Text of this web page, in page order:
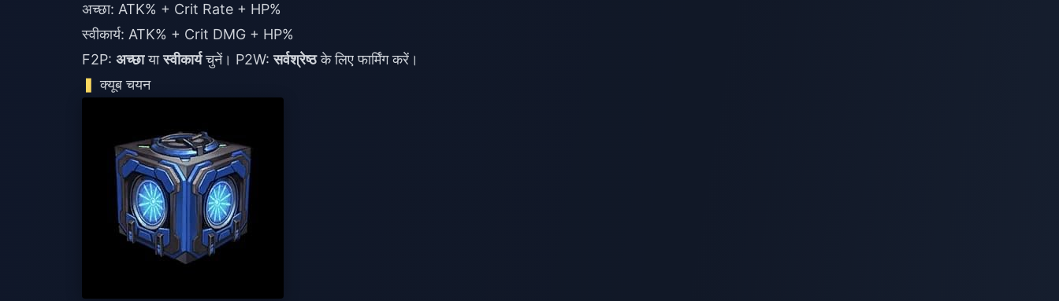
अच्छा: ATK% + Crit Rate + HP%
स्वीकार्य: ATK% + Crit DMG + HP%
F2P: अच्छायास्वीकार्यचुनें। P2W:सर्वश्रेष्ठके लिए फार्मिंग करें।
क्यूब चयन